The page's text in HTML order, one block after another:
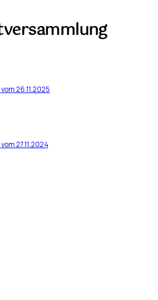
26.11.2025
27.11.2024